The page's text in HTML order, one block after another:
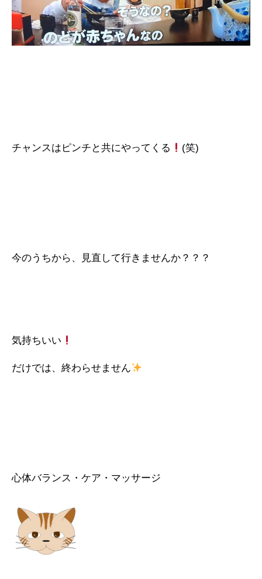
チャンスはピンチと共にやってくる (笑)
今のうちから、見直して行きませんか？？？
気持ちいい
だけでは、終わらせません
心体バランス・ケア・マッサージ